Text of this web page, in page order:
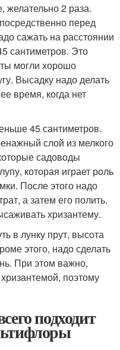
желательно 2 раза.
перед
сажать на расстоянии
сантиметров. Это
могли хорошо
Высадку надо делать
время, когда нет
45 сантиметров.
слой из мелкого
садоводы
которая играет роль
После этого надо
а затем его полить.
хризантему.
в лунку прут, высота
этого, надо сделать
При этом важно,
поэтому
подходит